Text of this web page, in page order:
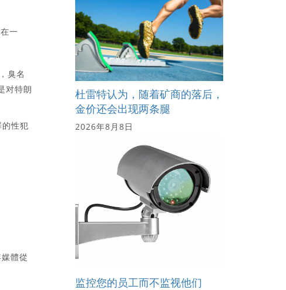
一
臭名
对特朗
性犯
體從
杜雷特认为，随着矿商的落后，
金价还会出现两条腿
2026年8月8日
监控您的员工而不监视他们